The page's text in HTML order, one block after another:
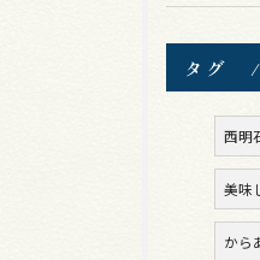
タグ
西明
美味
から